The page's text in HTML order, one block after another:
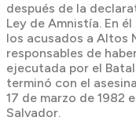
después de la
Ley de Amnistía. En
los acusados a Altos
responsables de
ejecutada por el
terminó con el
17 de marzo de 1982
Salvador.